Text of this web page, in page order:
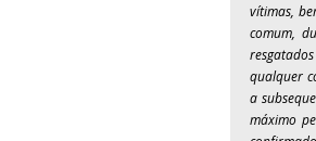
vítimas,
comum,
qualquer
a
máximo